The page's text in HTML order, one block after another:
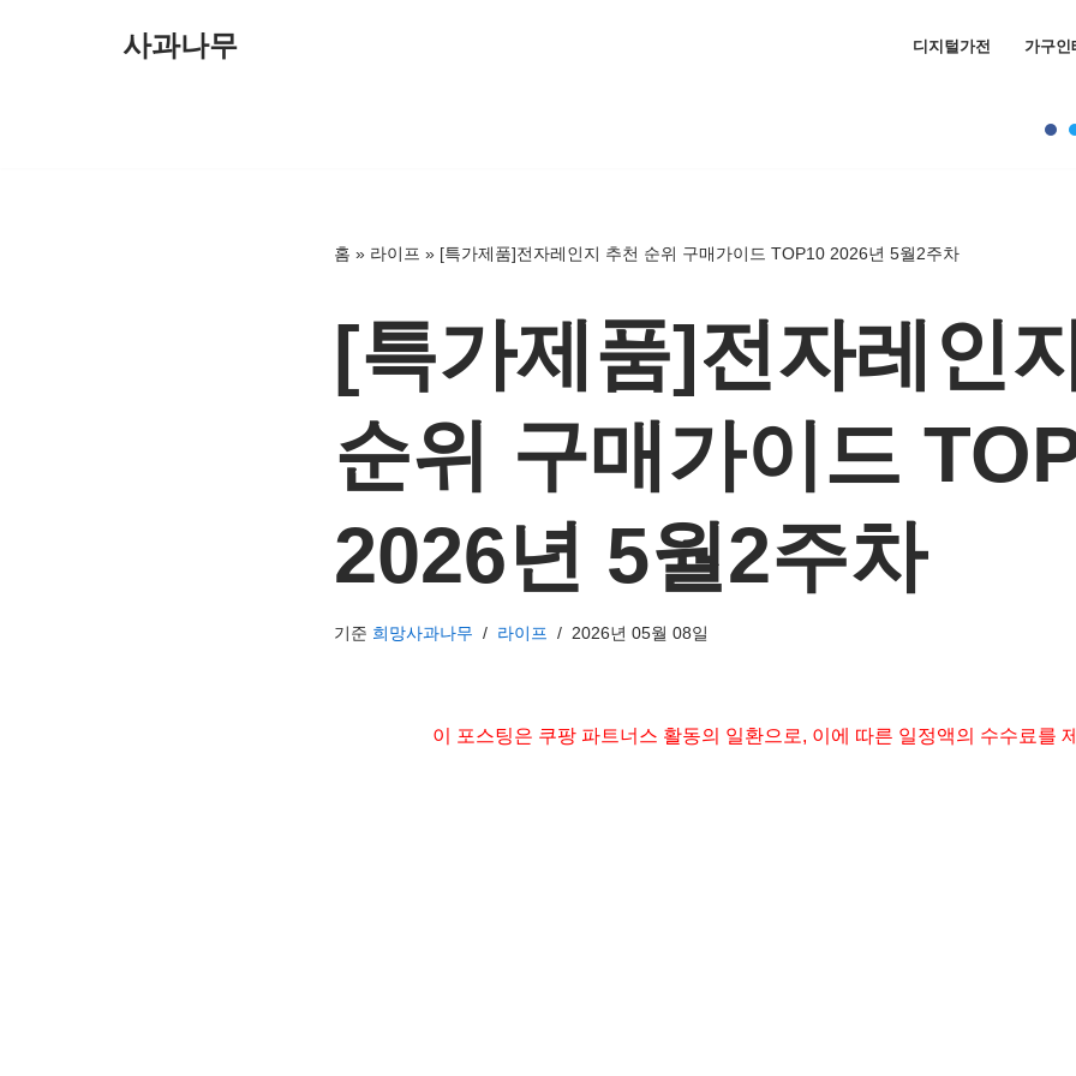
사과나무 디지털가전 가구인
홈 » 라이프 » [특가제품]전자레인지 추천 순위 구매가이드 TOP10 2026년 5월2주차
[특가제품]전자레인
순위 구매가이드
2026년 5월2주차
기준 희망사과나무 라이프 2026년 05월 08일
이 포스팅은 쿠팡 파트너스 활동의 일환으로, 이에 따른 일정액의 수수료를